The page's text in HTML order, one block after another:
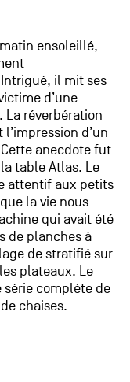
ensoleillé,
il mit ses
d’une
réverbération
d’un
anecdote fut
table Atlas. Le
attentif aux petits
la vie nous
qui avait été
de planches à
de stratifié sur
plateaux. Le
série complète de
chaises.